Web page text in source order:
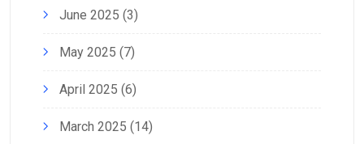
June 2025 (3)
May 2025 (7)
April 2025 (6)
March 2025 (14)